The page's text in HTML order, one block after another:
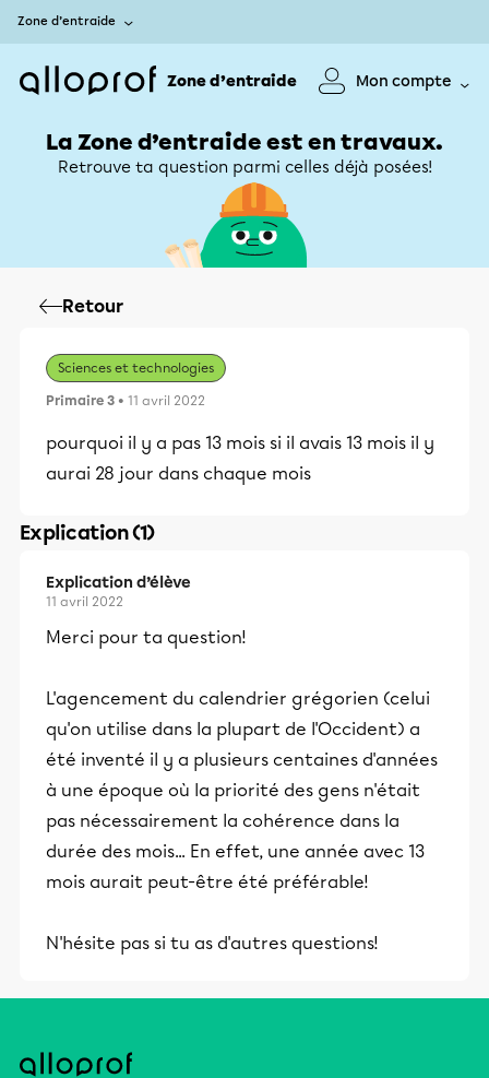
Zone d’entraide
Zone d’entraide Mon compte
La Zone d’entraide est en travaux.
Retrouve ta question parmi celles déjà posées!
Retour
Sciences et technologies
Primaire 3 • 11 avril 2022
pourquoi il y a pas 13 mois si il avais 13 mois il y
aurai 28 jour dans chaque mois
Explication (1)
Explication d’élève
11 avril 2022
Merci pour ta question!
L'agencement du calendrier grégorien (celui
qu'on utilise dans la plupart de l'Occident) a
été inventé il y a plusieurs centaines d'années
à une époque où la priorité des gens n'était
pas nécessairement la cohérence dans la
durée des mois... En effet, une année avec 13
mois aurait peut-être été préférable!
N'hésite pas si tu as d'autres questions!